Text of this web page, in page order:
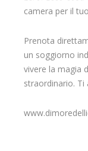
camera per il
Prenota
un soggiorno
vivere la magia
straordinario. Ti